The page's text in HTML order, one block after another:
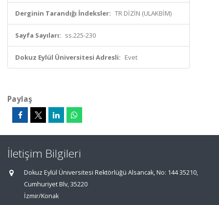
Derginin Tarandığı İndeksler: TR DİZİN (ULAKBİM)
Sayfa Sayıları: ss.225-230
Dokuz Eylül Üniversitesi Adresli: Evet
Paylaş
İletişim Bilgileri
Dokuz Eylül Üniversitesi Rektörlüğü Alsancak, No: 144 35210,
Cumhuriyet Blv, 35220
İzmir/Konak